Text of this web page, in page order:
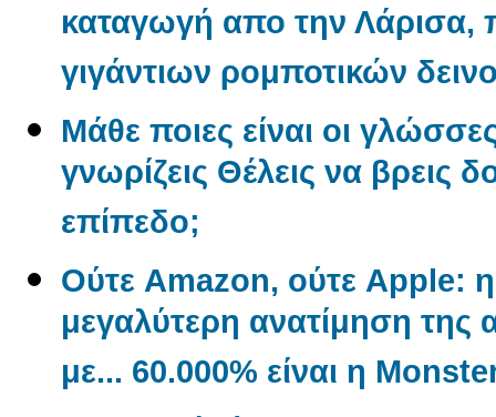
καταγωγή απο την Λάρισα,
γιγάντιων ρομποτικών
Μάθε ποιες είναι οι
γνωρίζεις Θέλεις να βρεις
επίπεδο;
Ούτε Amazon, ούτε Apple: η
μεγαλύτερη ανατίμηση της
με... 60.000% είναι η